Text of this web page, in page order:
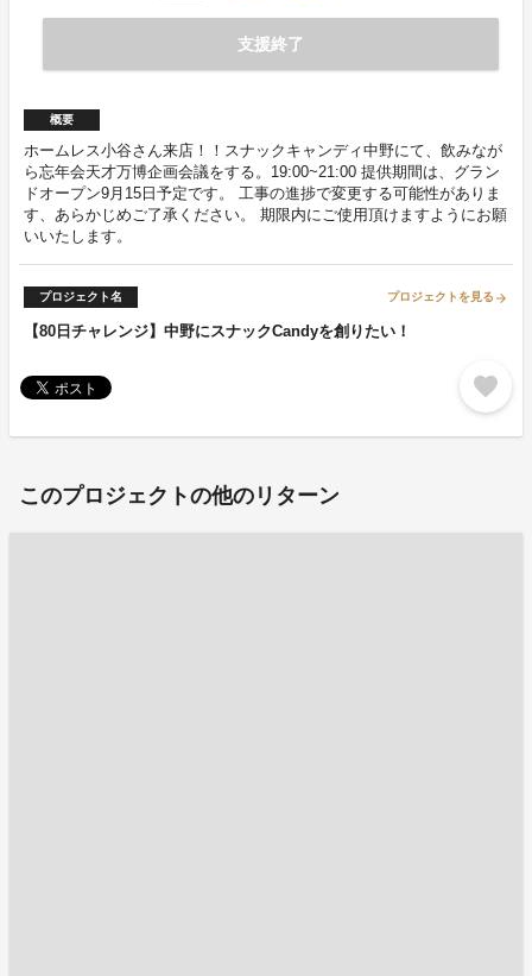
支援終了
概要
ホームレス小谷さん来店！！スナックキャンディ中野にて、飲みなが
ら忘年会天才万博企画会議をする。19:00~21:00 提供期間は、グラン
ドオープン9月15日予定です。 工事の進捗で変更する可能性がありま
す、あらかじめご了承ください。 期限内にご使用頂けますようにお願
いいたします。
プロジェクト名 プロジェクトを見る arrow_forward
【80日チャレンジ】中野にスナックCandyを創りたい！
favorite
このプロジェクトの他のリターン